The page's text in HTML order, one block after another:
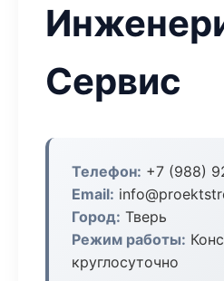
Сервис
Телефон: +7 (988)
Email:
Город: Тверь
Режим работы:
круглосуточно